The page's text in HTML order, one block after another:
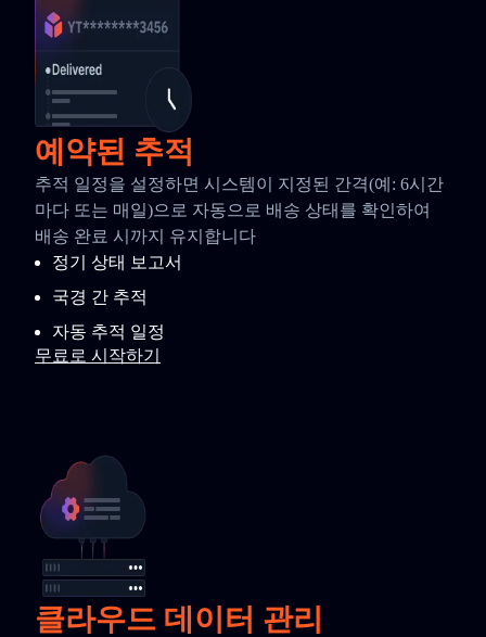
예약된 추적
추적 일정을 설정하면 시스템이 지정된 간격(예: 6시간
마다 또는 매일)으로 자동으로 배송 상태를 확인하여
배송 완료 시까지 유지합니다
정기 상태 보고서
국경 간 추적
자동 추적 일정
무료로 시작하기
클라우드 데이터 관리